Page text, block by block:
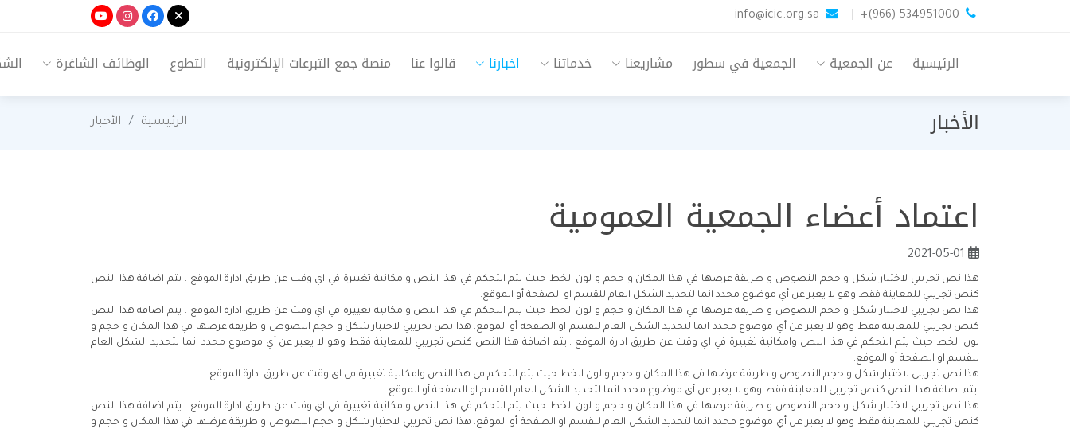
+(966) 534951000
info@icic.org.sa
الرئيسية عن الجمعية الجمعية في سطور مشاريعنا خدماتنا اخبارنا قالوا عنا منصة جمع التبرعات الإلكترونية التطوع الوظائف الشاغرة
الأخبار الرئيسية الأخبار
اعتماد أعضاء الجمعية العمومية
هذا نص تجريبي لاختبار شكل و حجم النصوص و طريقة عرضها في هذا المكان و حجم و لون الخط حيث يتم التحكم في هذا النص وامكانية تغييرة في اي وقت عن طريق ادارة الموقع . يتم اضافة هذا النص
كنص تجريبي للمعاينة فقط وهو لا يعبر عن أي موضوع محدد انما لتحديد الشكل العام للقسم او الصفحة أو الموقع.
هذا نص تجريبي لاختبار شكل و حجم النصوص و طريقة عرضها في هذا المكان و حجم و لون الخط حيث يتم التحكم في هذا النص وامكانية تغييرة في اي وقت عن طريق ادارة الموقع . يتم اضافة هذا النص
كنص تجريبي للمعاينة فقط وهو لا يعبر عن أي موضوع محدد انما لتحديد الشكل العام للقسم او الصفحة أو الموقع. هذا نص تجريبي لاختبار شكل و حجم النصوص و طريقة عرضها في هذا المكان و حجم و
لون الخط حيث يتم التحكم في هذا النص وامكانية تغييرة في اي وقت عن طريق ادارة الموقع . يتم اضافة هذا النص كنص تجريبي للمعاينة فقط وهو لا يعبر عن أي موضوع محدد انما لتحديد الشكل العام
للقسم او الصفحة أو الموقع.
هذا نص تجريبي لاختبار شكل و حجم النصوص و طريقة عرضها في هذا المكان و حجم و لون الخط حيث يتم التحكم في هذا النص وامكانية تغييرة في اي وقت عن طريق ادارة الموقع
.يتم اضافة هذا النص كنص تجريبي للمعاينة فقط وهو لا يعبر عن أي موضوع محدد انما لتحديد الشكل العام للقسم او الصفحة أو الموقع.
هذا نص تجريبي لاختبار شكل و حجم النصوص و طريقة عرضها في هذا المكان و حجم و لون الخط حيث يتم التحكم في هذا النص وامكانية تغييرة في اي وقت عن طريق ادارة الموقع . يتم اضافة هذا النص
كنص تجريبي للمعاينة فقط وهو لا يعبر عن أي موضوع محدد انما لتحديد الشكل العام للقسم او الصفحة أو الموقع. هذا نص تجريبي لاختبار شكل و حجم النصوص و طريقة عرضها في هذا المكان و حجم و